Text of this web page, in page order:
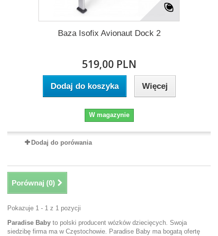
Baza Isofix Avionaut Dock 2
519,00 PLN
Dodaj do koszyka Więcej
W magazynie
Dodaj do porówania
Porównaj (0)
Pokazuje 1 - 1 z 1 pozycji
Paradise Baby to polski producent wózków dziecięcych. Swoja
siedzibę firma ma w Częstochowie. Paradise Baby ma bogatą ofertę